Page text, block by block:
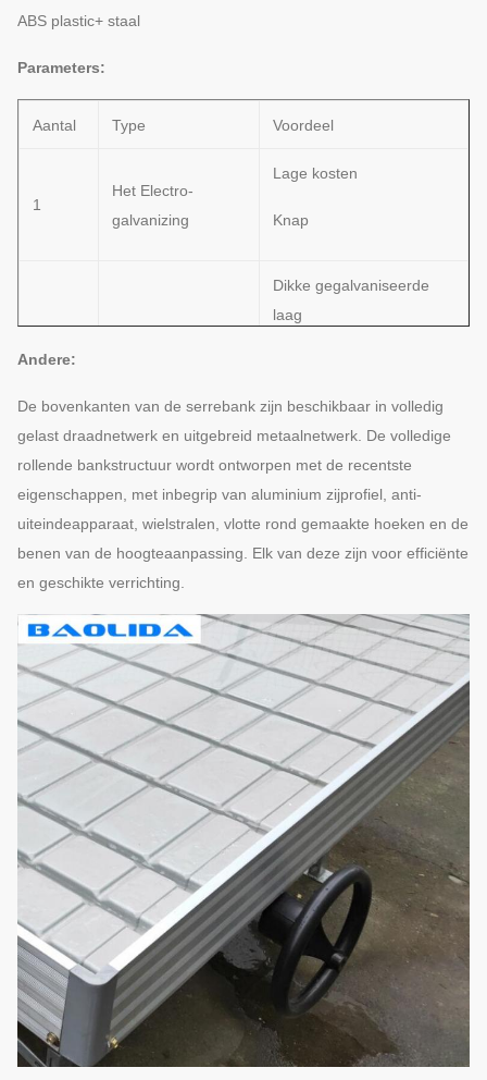
ABS plastic+ staal
Parameters:
Aantal Type Voordeel
1
Het Electro-
galvanizing
Lage kosten
Knap
2 Heet-galvaniseer
Dikke gegalvaniseerde
laag
3 Heet-onderdompelt
Geschikt voor nat en hete
milieu
Sterke corrosieweerstand
4
Roestvrij staal
heldere draad
De las wordt en gemaakt
van hoge kosten
Nooit roest
Andere:
De bovenkanten van de serrebank zijn beschikbaar in volledig
gelast draadnetwerk en uitgebreid metaalnetwerk. De volledige
rollende bankstructuur wordt ontworpen met de recentste
eigenschappen, met inbegrip van aluminium zijprofiel, anti-
uiteindeapparaat, wielstralen, vlotte rond gemaakte hoeken en de
benen van de hoogteaanpassing. Elk van deze zijn voor efficiënte
en geschikte verrichting.